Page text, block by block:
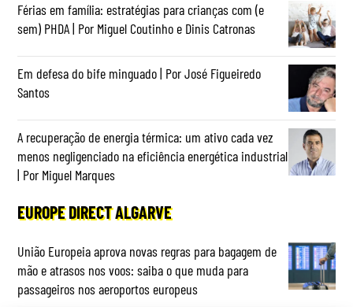
Férias em família: estratégias para crianças com (e
sem) PHDA | Por Miguel Coutinho e Dinis Catronas
Em defesa do bife minguado | Por José Figueiredo
Santos
A recuperação de energia térmica: um ativo cada vez
menos negligenciado na eficiência energética industrial
| Por Miguel Marques
EUROPE DIRECT ALGARVE
União Europeia aprova novas regras para bagagem de
mão e atrasos nos voos: saiba o que muda para
passageiros nos aeroportos europeus